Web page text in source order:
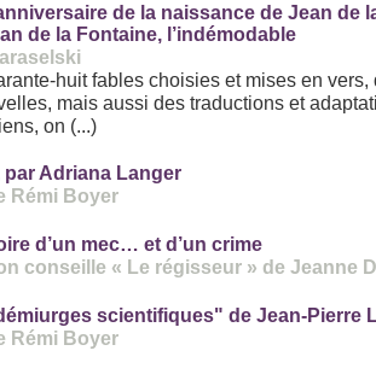
de la naissance de Jean de
de la Fontaine, l’indémodable
huit fables choisies et mises en vers,
mais aussi des traductions et
on (...)
par Adriana Langer
Rémi Boyer
d’un mec… et d’un crime
conseille « Le régisseur » de Jeanne
scientifiques" de Jean-Pierre
Rémi Boyer